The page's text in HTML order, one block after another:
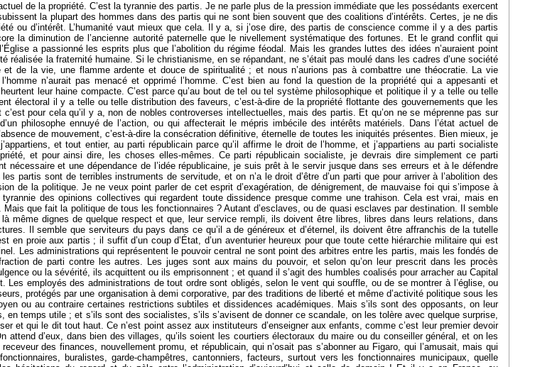
de la propriété. C’est la tyrannie des partis. Je ne parle plus de la pression immédiate que les possédants exercent
la plupart des hommes dans des partis qui ne sont bien souvent que des coalitions d’intérêts. Certes, je ne dis
ou d’intérêt. L’humanité vaut mieux que cela. Il y a, si j’ose dire, des partis de conscience comme il y a des partis
la diminution de l’ancienne autorité paternelle que le nivellement systématique des fortunes. Et le grand conflit qui
a passionné les esprits plus que l’abolition du régime féodal. Mais les grandes luttes des idées n’auraient point
réalisée la fraternité humaine. Si le christianisme, en se répandant, ne s’était pas moulé dans les cadres d’une société
de la vie, une flamme ardente et douce de spiritualité ; et nous n’aurions pas à combattre une théocratie. La vie
n’aurait pas menacé et opprimé l’homme. C’est bien au fond la question de la propriété qui a appesanti et
leur haine compacte. C’est parce qu’au bout de tel ou tel système philosophique et politique il y a telle ou telle
électoral il y a telle ou telle distribution des faveurs, c’est-à-dire de la propriété flottante des gouvernements que les
pour cela qu’il y a, non de nobles controverses intellectuelles, mais des partis. Et qu’on ne se méprenne pas sur
philosophe ennuyé de l’action, ou qui affecterait le mépris imbécile des intérêts matériels. Dans l’état actuel de
de mouvement, c’est-à-dire la consécration définitive, éternelle de toutes les iniquités présentes. Bien mieux, je
et tout entier, au parti républicain parce qu’il affirme le droit de l’homme, et j’appartiens au parti socialiste
et pour ainsi dire, les choses elles-mêmes. Ce parti républicain socialiste, je devrais dire simplement ce parti
nécessaire et une dépendance de l’idée républicaine, je suis prêt à le servir jusque dans ses erreurs et à le défendre
partis sont de terribles instruments de servitude, et on n’a le droit d’être d’un parti que pour arriver à l’abolition des
de la politique. Je ne veux point parler de cet esprit d’exagération, de dénigrement, de mauvaise foi qui s’impose à
des opinions collectives qui regardent toute dissidence presque comme une trahison. Cela est vrai, mais en
que fait la politique de tous les fonctionnaires ? Autant d’esclaves, ou de quasi esclaves par destination. Il semble
même dignes de quelque respect et que, leur service rempli, ils doivent être libres, libres dans leurs relations, dans
Il semble que serviteurs du pays dans ce qu’il a de généreux et d’éternel, ils doivent être affranchis de la tutelle
en proie aux partis ; il suffit d’un coup d’État, d’un aventurier heureux pour que toute cette hiérarchie militaire qui est
Les administrations qui représentent le pouvoir central ne sont point des arbitres entre les partis, mais les fondés de
de parti contre les autres. Les juges sont aux mains du pouvoir, et selon qu’on leur prescrit dans les procès
ou la sévérité, ils acquittent ou ils emprisonnent ; et quand il s’agit des humbles coalisés pour arracher au Capital
Les employés des administrations de tout ordre sont obligés, selon le vent qui souffle, ou de se montrer à l’église, ou
protégés par une organisation à demi corporative, par des traditions de liberté et même d’activité politique sous les
ou au contraire certaines restrictions subtiles et dissidences académiques. Mais s’ils sont des opposants, on leur
temps utile ; et s’ils sont des socialistes, s’ils s’avisent de donner ce scandale, on les tolère avec quelque surprise,
et qui le dit tout haut. Ce n’est point assez aux instituteurs d’enseigner aux enfants, comme c’est leur premier devoir
d’eux, dans bien des villages, qu’ils soient les courtiers électoraux du maire ou du conseiller général, et on les
des finances, nouvellement promu, et républicain, qui n’osait pas s’abonner au Figaro, qui l’amusait, mais qui
buralistes, garde-champêtres, cantonniers, facteurs, surtout vers les fonctionnaires municipaux, quelle